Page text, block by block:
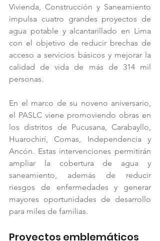
Vivienda, Construcción y Saneamiento
impulsa cuatro grandes proyectos de
agua potable y alcantarillado en Lima
con el objetivo de reducir brechas de
acceso a servicios básicos y mejorar la
calidad de vida de más de 314 mil
personas.
En el marco de su noveno aniversario,
el PASLC viene promoviendo obras en
los distritos de Pucusana, Carabayllo,
Huarochirí, Comas, Independencia y
Ancón. Estas intervenciones permitirán
ampliar la cobertura de agua y
saneamiento, además de reducir
riesgos de enfermedades y generar
mayores oportunidades de desarrollo
para miles de familias.
Proyectos emblemáticos